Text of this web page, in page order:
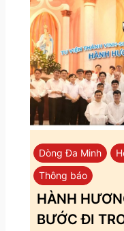
Dòng Đa Minh
Thông báo
HÀNH
BƯỚC ĐI